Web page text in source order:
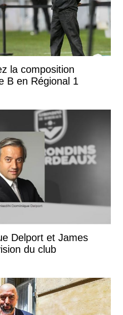
la composition
B en Régional 1
Delport et James
du club